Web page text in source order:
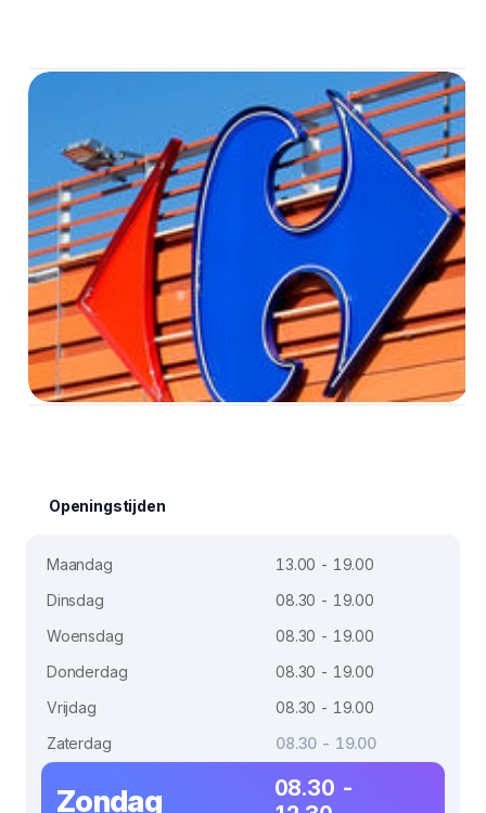
Openingstijden
Maandag
13.00 - 19.00
Dinsdag
08.30 - 19.00
Woensdag
08.30 - 19.00
Donderdag
08.30 - 19.00
Vrijdag
08.30 - 19.00
Zaterdag
08.30 - 19.00
Zondag
08.30 -